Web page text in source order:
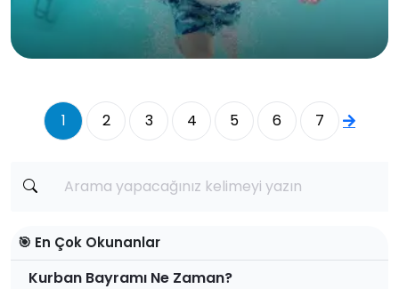
1 2 3 4 5 6 7
🎯 En Çok Okunanlar
Kurban Bayramı Ne Zaman?